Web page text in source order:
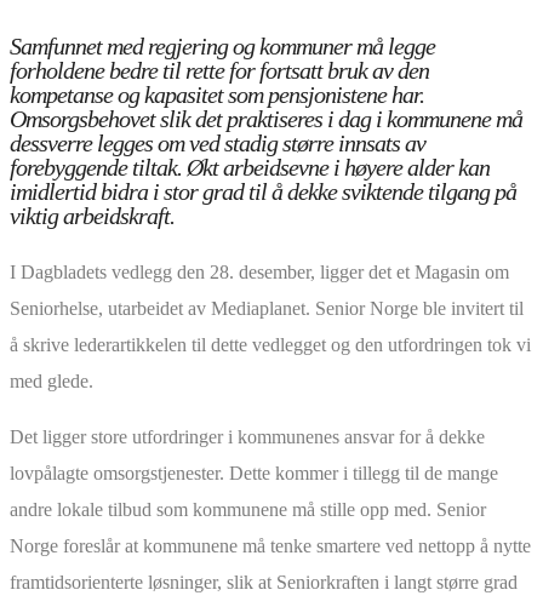
Samfunnet med regjering og kommuner må legge
forholdene bedre til rette for fortsatt bruk av den
kompetanse og kapasitet som pensjonistene har.
Omsorgsbehovet slik det praktiseres i dag i kommunene må
dessverre legges om ved stadig større innsats av
forebyggende tiltak. Økt arbeidsevne i høyere alder kan
imidlertid bidra i stor grad til å dekke sviktende tilgang på
viktig arbeidskraft.
I Dagbladets vedlegg den 28. desember, ligger det et Magasin om
Seniorhelse, utarbeidet av Mediaplanet. Senior Norge ble invitert til
å skrive lederartikkelen til dette vedlegget og den utfordringen tok vi
med glede.
Det ligger store utfordringer i kommunenes ansvar for å dekke
lovpålagte omsorgstjenester. Dette kommer i tillegg til de mange
andre lokale tilbud som kommunene må stille opp med. Senior
Norge foreslår at kommunene må tenke smartere ved nettopp å nytte
framtidsorienterte løsninger, slik at Seniorkraften i langt større grad